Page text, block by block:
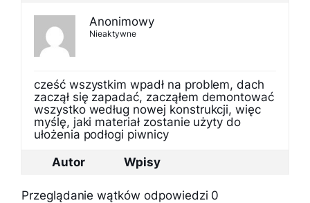
Anonimowy
Nieaktywne
cześć wszystkim wpadł na problem, dach
zaczął się zapadać, zacząłem demontować
wszystko według nowej konstrukcji, więc
myślę, jaki materiał zostanie użyty do
ułożenia podłogi piwnicy
Autor
Wpisy
Przeglądanie wątków odpowiedzi 0